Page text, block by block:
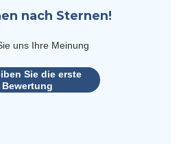
nach Sternen!
uns Ihre Meinung
Sie die erste
Bewertung